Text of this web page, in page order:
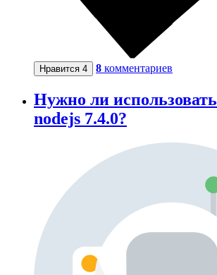
Нравится 4 8 комментариев
Нужно ли
nodejs 7.4.0?